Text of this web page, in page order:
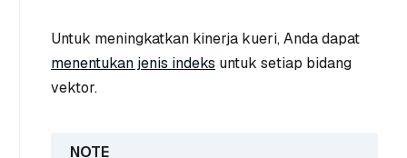
Untuk meningkatkan kinerja kueri, Anda dapat
menentukan jenis indeks untuk setiap bidang
vektor.